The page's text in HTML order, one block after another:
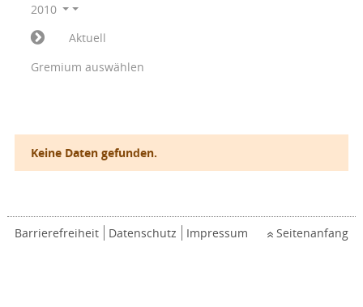
2010
Aktuell
Gremium auswählen
Keine Daten gefunden.
Barrierefreiheit Datenschutz Impressum Seitenanfang